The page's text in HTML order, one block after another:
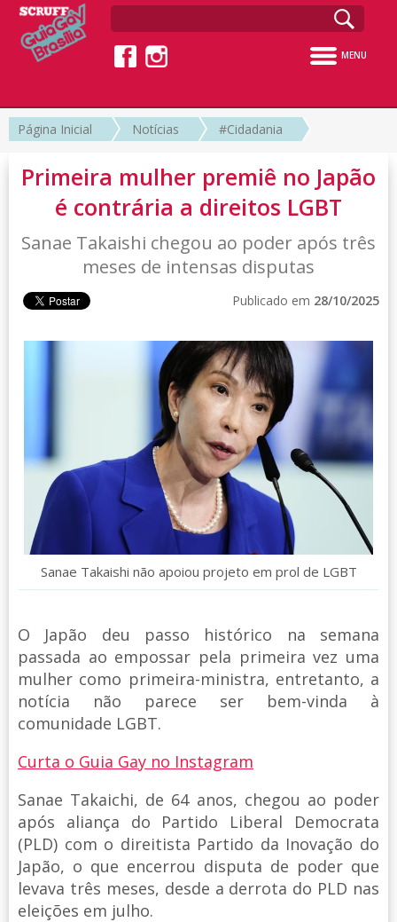
MENU
Página Inicial Notícias #Cidadania
Primeira mulher premiê no Japão
é contrária a direitos LGBT
Sanae Takaishi chegou ao poder após três
meses de intensas disputas
Publicado em 28/10/2025
Sanae Takaishi não apoiou projeto em prol de LGBT
O Japão deu passo histórico na semana
passada ao empossar pela primeira vez uma
mulher como primeira-ministra, entretanto, a
notícia não parece ser bem-vinda à
comunidade LGBT.
Curta o Guia Gay no Instagram
Sanae Takaichi, de 64 anos, chegou ao poder
após aliança do Partido Liberal Democrata
(PLD) com o direitista Partido da Inovação do
Japão, o que encerrou disputa de poder que
levava três meses, desde a derrota do PLD nas
eleições em julho.